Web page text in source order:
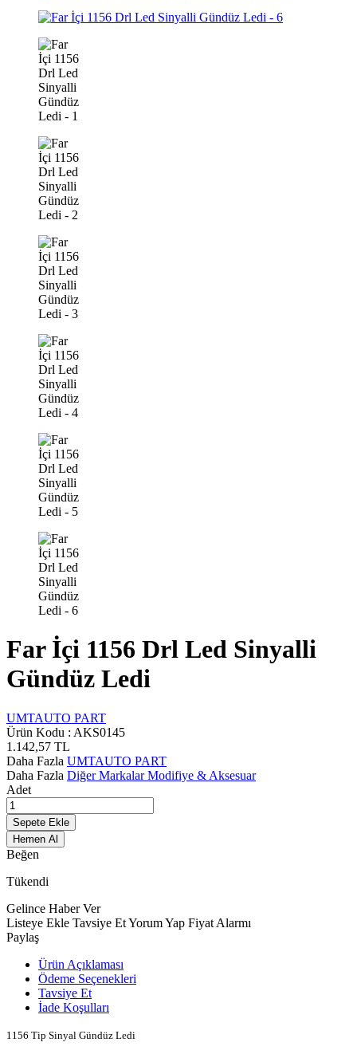
Far İçi 1156 Drl Led Sinyalli
Gündüz Ledi
UMTAUTO PART
Ürün Kodu : AKS0145
1.142,57 TL
Daha Fazla UMTAUTO PART
Daha Fazla Diğer Markalar Modifiye & Aksesuar
Adet
Sepete Ekle
Hemen Al
Beğen
Tükendi
Gelince Haber Ver
Listeye Ekle Tavsiye EtYorum Yap Fiyat Alarmı
Paylaş
Ürün Açıklaması
Ödeme Seçenekleri
Tavsiye Et
İade Koşulları
1156 Tip Sinyal Gündüz Ledi